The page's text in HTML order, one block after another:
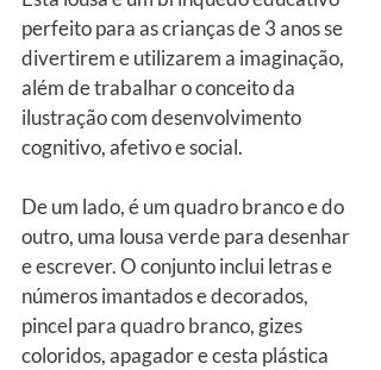
perfeito para as crianças de 3 anos se
divertirem e utilizarem a imaginação,
além de trabalhar o conceito da
ilustração com desenvolvimento
cognitivo, afetivo e social.
De um lado, é um quadro branco e do
outro, uma lousa verde para desenhar
e escrever. O conjunto inclui letras e
números imantados e decorados,
pincel para quadro branco, gizes
coloridos, apagador e cesta plástica